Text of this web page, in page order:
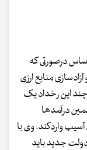
درصورتی که
منابع ارزی
این رخداد یک
درآمدها
آسیب واردکند. وی با
جدید باید